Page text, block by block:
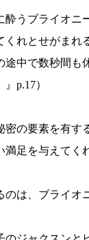
うブライオニ
くれとせがま
途中で数秒間
p.17）
密の要素を有
足を与えてく
のは、ブライ